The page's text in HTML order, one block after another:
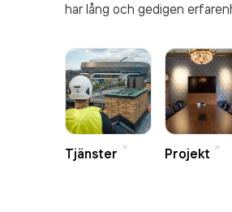
har lång och gedigen
bebyggelse,
entreprenör som levererar
Tjänster Projekt